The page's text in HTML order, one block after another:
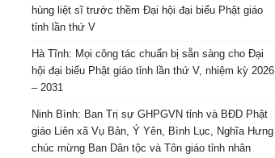
hùng liệt sĩ trước thềm Đại hội đại biểu Phật giáo
tỉnh lần thứ V
Hà Tĩnh: Mọi công tác chuẩn bị sẵn sàng cho Đại
hội đại biểu Phật giáo tỉnh lần thứ V, nhiệm kỳ 2026
– 2031
Ninh Bình: Ban Trị sự GHPGVN tỉnh và BĐD Phật
giáo Liên xã Vụ Bản, Ý Yên, Bình Lục, Nghĩa Hưng
chúc mừng Ban Dân tộc và Tôn giáo tỉnh nhân